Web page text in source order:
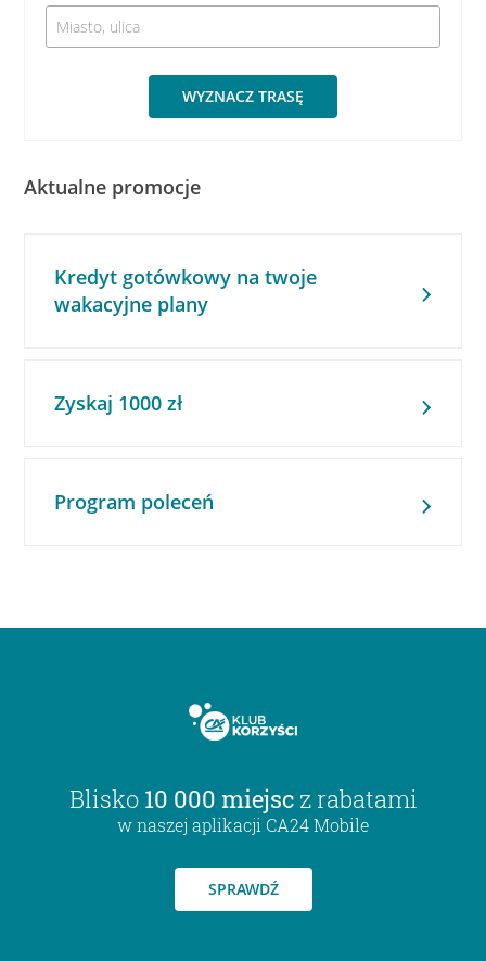
WYZNACZ TRASĘ
Aktualne promocje
Kredyt gotówkowy na twoje
wakacyjne plany
Zyskaj 1000 zł
Program poleceń
Blisko 10 000 miejsc z rabatami
w naszej aplikacji CA24 Mobile
SPRAWDŹ